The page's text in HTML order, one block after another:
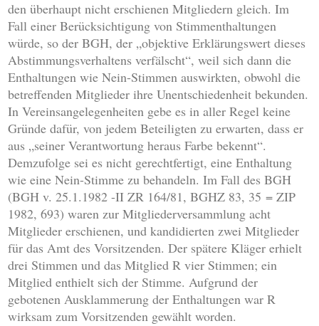
den überhaupt nicht erschienen Mitgliedern gleich. Im
Fall einer Berücksichtigung von Stimmenthaltungen
würde, so der BGH, der „objektive Erklärungswert dieses
Abstimmungsverhaltens verfälscht“, weil sich dann die
Enthaltungen wie Nein-Stimmen auswirkten, obwohl die
betreffenden Mitglieder ihre Unentschiedenheit bekunden.
In Vereinsangelegenheiten gebe es in aller Regel keine
Gründe dafür, von jedem Beteiligten zu erwarten, dass er
aus „seiner Verantwortung heraus Farbe bekennt“.
Demzufolge sei es nicht gerechtfertigt, eine Enthaltung
wie eine Nein-Stimme zu behandeln. Im Fall des BGH
(BGH v. 25.1.1982 -II ZR 164/81, BGHZ 83, 35 = ZIP
1982, 693) waren zur Mitgliederversammlung acht
Mitglieder erschienen, und kandidierten zwei Mitglieder
für das Amt des Vorsitzenden. Der spätere Kläger erhielt
drei Stimmen und das Mitglied R vier Stimmen; ein
Mitglied enthielt sich der Stimme. Aufgrund der
gebotenen Ausklammerung der Enthaltungen war R
wirksam zum Vorsitzenden gewählt worden.